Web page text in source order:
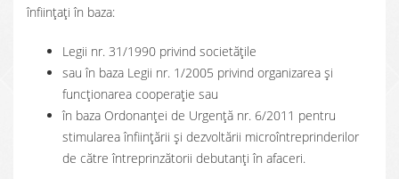
înființați în baza:
Legii nr. 31/1990 privind societățile
sau în baza Legii nr. 1/2005 privind organizarea și
funcționarea cooperație sau
în baza Ordonanței de Urgență nr. 6/2011 pentru
stimularea înființării și dezvoltării microîntreprinderilor
de către întreprinzătorii debutanți în afaceri.